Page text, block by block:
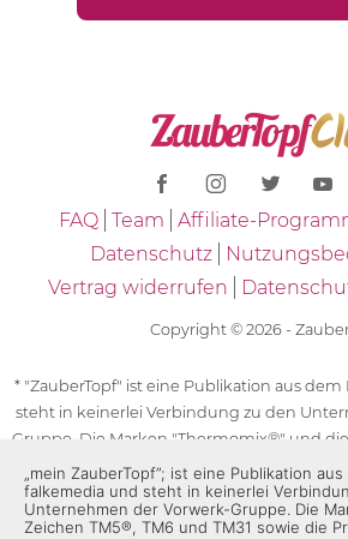
FAQ Team Affiliate-
Datenschutz
Vertrag widerrufen
Copyright © 2026 -
* "ZauberTopf" ist eine Publikation aus
steht in keinerlei Verbindung zu den
Gruppe. Die Marken "Thermomix®" und
des "Thermomix®" sind eingetragene
der Vorwerk-Gruppe. Die Marken
TM6 und TM31 sowie die
„mein ZauberTopf”; ist eine Publikation
falkemedia und steht in keinerlei
Unternehmen der Vorwerk-Gruppe. Die
Zeichen TM5®, TM6 und TM31 sowie die